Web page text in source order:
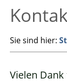
Sie sind hier:
Vielen